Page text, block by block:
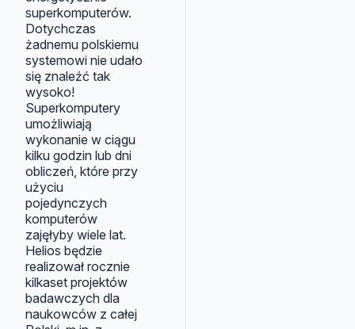
superkomputerów.
Dotychczas
żadnemu polskiemu
systemowi nie udało
się znaleźć tak
wysoko!
Superkomputery
umożliwiają
wykonanie w ciągu
kilku godzin lub dni
obliczeń, które przy
użyciu
pojedynczych
komputerów
zajęłyby wiele lat.
Helios będzie
realizował rocznie
kilkaset projektów
badawczych dla
naukowców z całej